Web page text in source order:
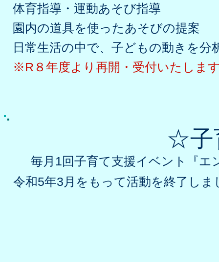
体育指導・運動あそび指導
園内の道具を使ったあそびの提案
日常生活の中で、子どもの動きを分
​※R８年度より再開・受付いたしま
​☆子
毎月1回子育て支援イベント『
令和5年3月をもって活動を終了しま